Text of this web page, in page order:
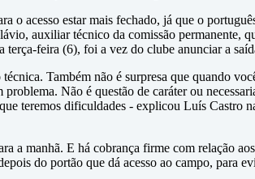
acesso estar mais fechado, já que o
auxiliar técnico da comissão permanente,
feira (6), foi a vez do clube anunciar a
Também não é surpresa que quando
Não é questão de caráter ou
teremos dificuldades - explicou Luís Castro
a manhã. E há cobrança firme com relação
do portão que dá acesso ao campo, para